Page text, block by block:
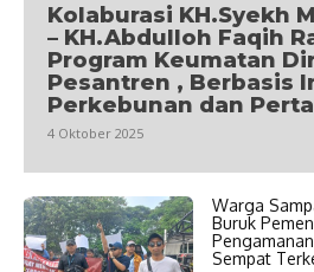
Kolaburasi KH.Syekh
– KH.Abdulloh Faqih
Program Keumatan
Pesantren , Berbasis
Perkebunan dan
4 Oktober 2025
Warga
Buruk
Sempat